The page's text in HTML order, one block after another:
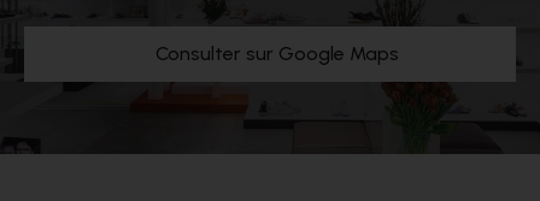
Consulter sur Google Maps